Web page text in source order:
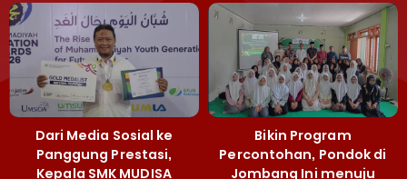
Dari Media Sosial ke
Panggung Prestasi,
Kepala SMK MUDISA
Bikin Program
Percontohan, Pondok di
Jombang Ini menuju